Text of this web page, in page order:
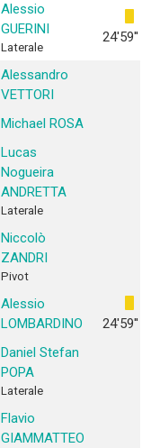
Alessio
GUERINI
Laterale
24'59''
Alessandro
VETTORI
Michael ROSA
Lucas
Nogueira
ANDRETTA
Laterale
Niccolò
ZANDRI
Pivot
Alessio
LOMBARDINO
24'59''
Daniel Stefan
POPA
Laterale
Flavio
GIAMMATTEO